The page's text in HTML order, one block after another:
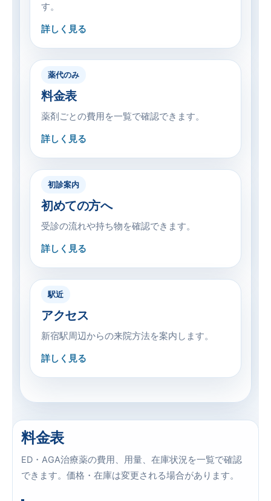
す。
詳しく見る
薬代のみ
料金表
薬剤ごとの費用を一覧で確認できます。
詳しく見る
初診案内
初めての方へ
受診の流れや持ち物を確認できます。
詳しく見る
駅近
アクセス
新宿駅周辺からの来院方法を案内します。
詳しく見る
料金表
ED・AGA治療薬の費用、用量、在庫状況を一覧で確認
できます。価格・在庫は変更される場合があります。